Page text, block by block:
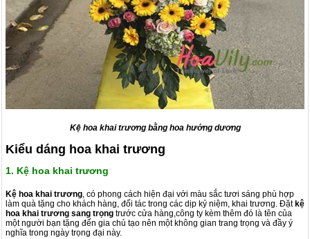
Kệ hoa khai trương bằng hoa hướng dương
Kiểu dáng hoa khai trương
1. Kệ hoa khai trương
Kệ hoa khai trương, có phong cách hiện đại với màu sắc tươi sáng phù hợp
làm quà tặng cho khách hàng, đối tác trong các dịp kỷ niệm, khai trương. Đặt kệ
hoa khai trương sang trọng trước cửa hàng,công ty kèm thêm đó là tên của
một người bạn tặng đến gia chủ tạo nên một không gian trang trọng và đầy ý
nghĩa trong ngày trọng đại này.